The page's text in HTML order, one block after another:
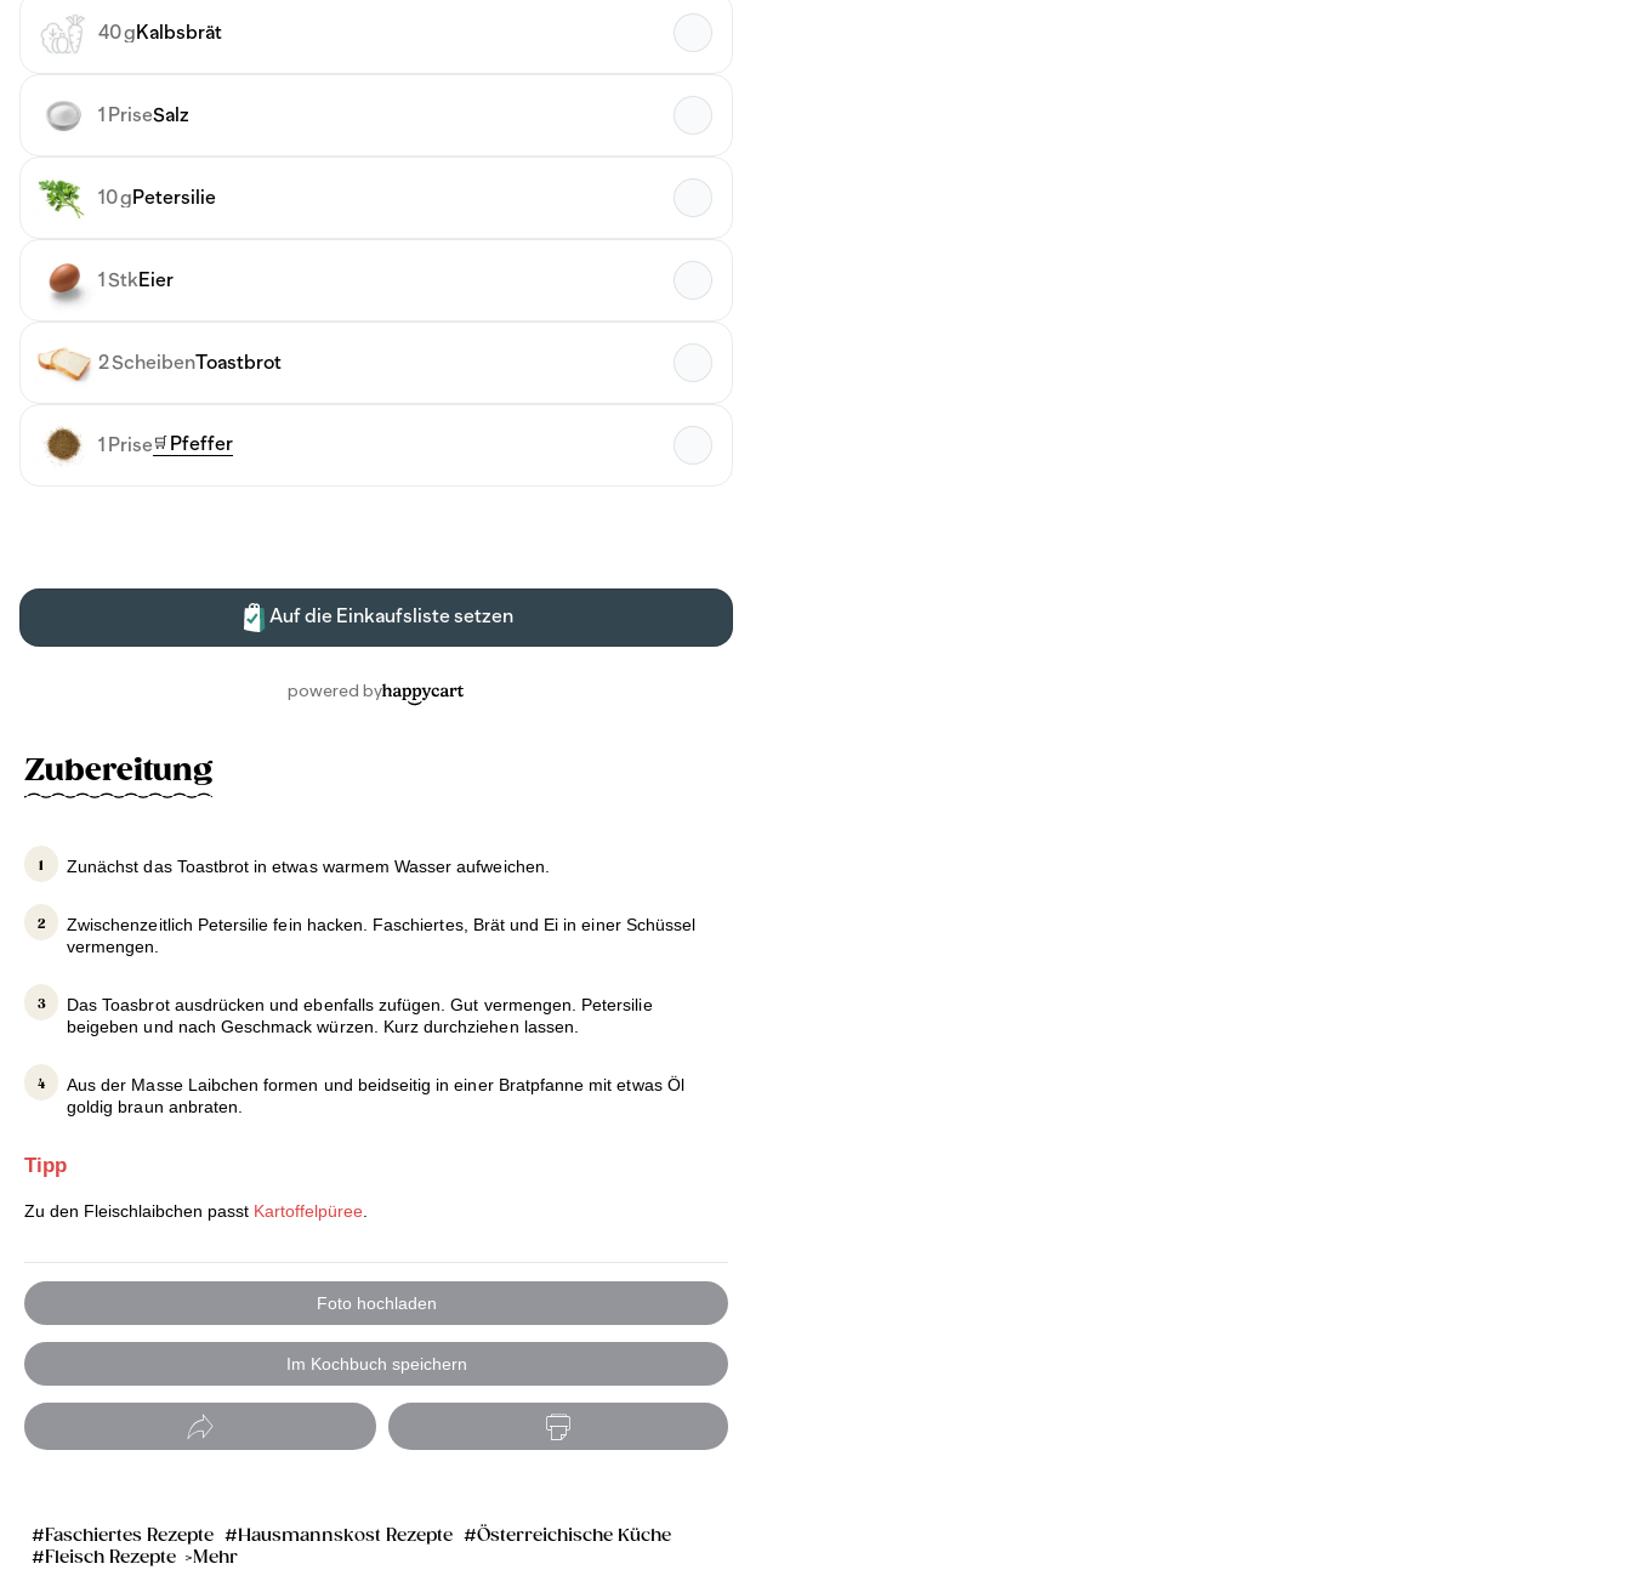
Zubereitung
Zunächst das Toastbrot in etwas warmem Wasser aufweichen.
Zwischenzeitlich Petersilie fein hacken. Faschiertes, Brät und Ei in einer Schüssel
vermengen.
Das Toasbrot ausdrücken und ebenfalls zufügen. Gut vermengen. Petersilie
beigeben und nach Geschmack würzen. Kurz durchziehen lassen.
Aus der Masse Laibchen formen und beidseitig in einer Bratpfanne mit etwas Öl
goldig braun anbraten.
Tipp
Zu den Fleischlaibchen passt Kartoffelpüree.
Foto hochladen
Im Kochbuch speichern
Faschiertes Rezepte Hausmannskost Rezepte
Österreichische Küche
Fleisch Rezepte
Mehr